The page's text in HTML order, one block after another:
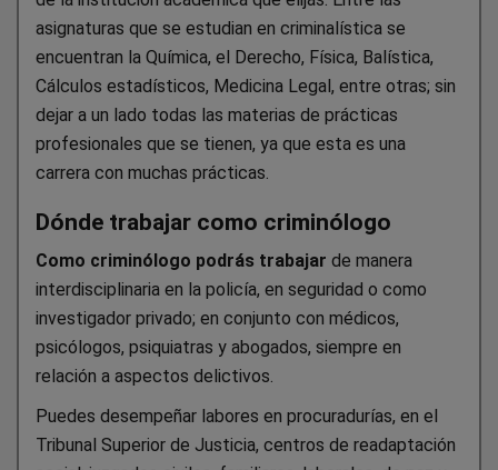
asignaturas que se estudian en criminalística se
encuentran la Química, el Derecho, Física, Balística,
Cálculos estadísticos, Medicina Legal, entre otras; sin
dejar a un lado todas las materias de prácticas
profesionales que se tienen, ya que esta es una
carrera con muchas prácticas.
Dónde trabajar como criminólogo
Como criminólogo podrás trabajar de manera
interdisciplinaria en la policía, en seguridad o como
investigador privado; en conjunto con médicos,
psicólogos, psiquiatras y abogados, siempre en
relación a aspectos delictivos.
Puedes desempeñar labores en procuradurías, en el
Tribunal Superior de Justicia, centros de readaptación